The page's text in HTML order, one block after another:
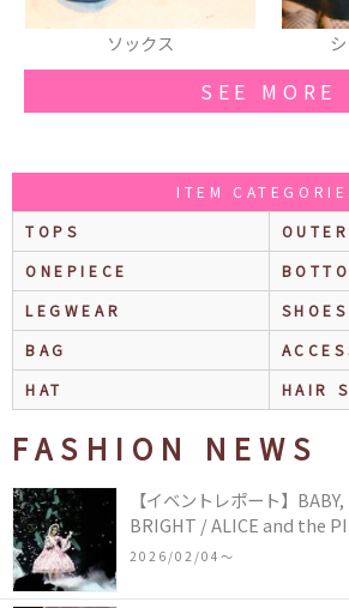
ショルダーバッグ
SEE MORE
ITEM
TOPS
OUTER
ONEPIECE
LEGWEAR
SHOES
BAG
HAT
HAIR
FASHION NEWS
【イベントレポート】
BRIGHT / ALICE and the
COLLECTION in TOKYO
2026/02/04〜